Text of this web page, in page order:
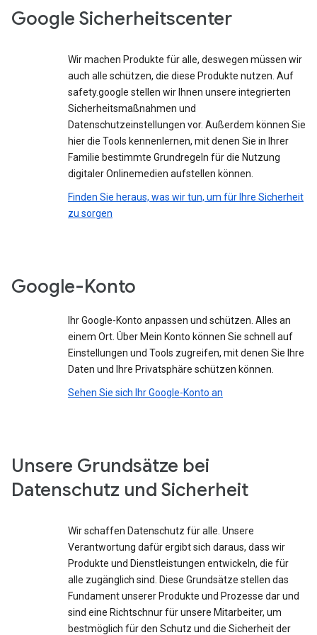
Google Sicherheitscenter
Wir machen Produkte für alle, deswegen müssen wir
auch alle schützen, die diese Produkte nutzen. Auf
safety.google stellen wir Ihnen unsere integrierten
Sicherheitsmaßnahmen und
Datenschutzeinstellungen vor. Außerdem können Sie
hier die Tools kennenlernen, mit denen Sie in Ihrer
Familie bestimmte Grundregeln für die Nutzung
digitaler Onlinemedien aufstellen können.
Finden Sie heraus, was wir tun, um für Ihre Sicherheit
zu sorgen
Google-Konto
Ihr Google-Konto anpassen und schützen. Alles an
einem Ort. Über Mein Konto können Sie schnell auf
Einstellungen und Tools zugreifen, mit denen Sie Ihre
Daten und Ihre Privatsphäre schützen können.
Sehen Sie sich Ihr Google-Konto an
Unsere Grundsätze bei
Datenschutz und Sicherheit
Wir schaffen Datenschutz für alle. Unsere
Verantwortung dafür ergibt sich daraus, dass wir
Produkte und Dienstleistungen entwickeln, die für
alle zugänglich sind. Diese Grundsätze stellen das
Fundament unserer Produkte und Prozesse dar und
sind eine Richtschnur für unsere Mitarbeiter, um
bestmöglich für den Schutz und die Sicherheit der